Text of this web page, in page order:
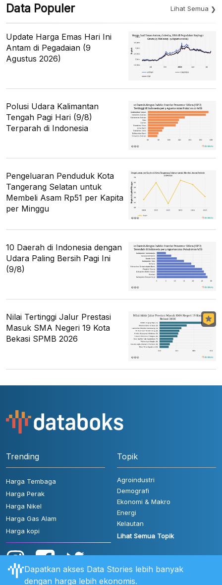
Data Populer Lihat Semua
Update Harga Emas Hari Ini
Antam di Pegadaian (9
Agustus 2026)
Polusi Udara Kalimantan
Tengah Pagi Hari (9/8)
Terparah di Indonesia
Pengeluaran Penduduk Kota
Tangerang Selatan untuk
Membeli Asam Rp51 per Kapita
per Minggu
10 Daerah di Indonesia dengan
Udara Paling Bersih Pagi Ini
(9/8)
Nilai Tertinggi Jalur Prestasi
Masuk SMA Negeri 19 Kota
Bekasi SPMB 2026
Trending
Harga Tembaga
Harga Perak
Harga Nikel
Harga Gas Alam
Harga kopi
Topik
Agroindustri
Demografi
Ekonomi & Makro
Energi
Kelautan
Lihat Semua Topik
Dapatkan akses Data Stories lebih banyak
dengan harga lebih ekonomis.